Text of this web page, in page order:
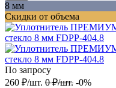
8 мм
Скидки от объема
По запросу
260 ₽/шт. 0 ₽/шт. -0%